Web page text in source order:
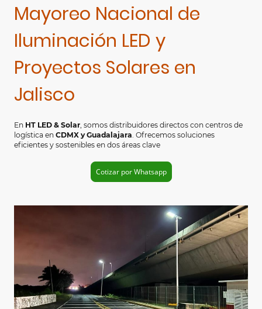
Mayoreo Nacional de
Iluminación LED y
Proyectos Solares en
Jalisco
En HT LED & Solar, somos distribuidores directos con centros de
logística en CDMX y Guadalajara. Ofrecemos soluciones
eficientes y sostenibles en dos áreas clave
Cotizar por Whatsapp